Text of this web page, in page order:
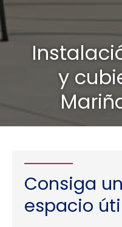
y
Consiga
espacio